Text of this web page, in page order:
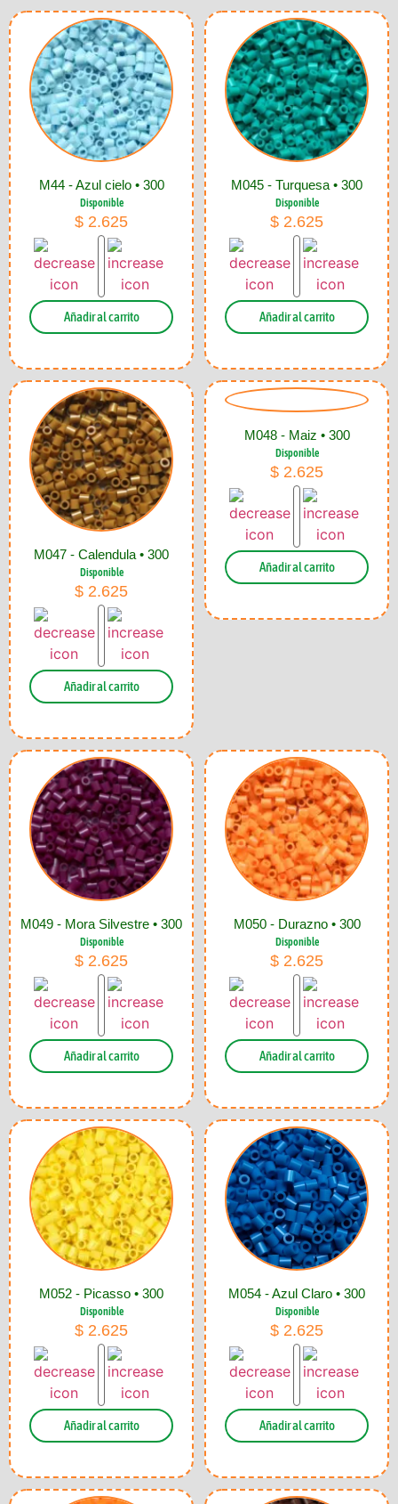
M44 - Azul cielo • 300
Disponible
$ 2.625
Añadir al carrito
M045 - Turquesa • 300
Disponible
$ 2.625
Añadir al carrito
M047 - Calendula • 300
Disponible
$ 2.625
Añadir al carrito
M048 - Maiz • 300
Disponible
$ 2.625
Añadir al carrito
M049 - Mora Silvestre • 300
Disponible
$ 2.625
Añadir al carrito
M050 - Durazno • 300
Disponible
$ 2.625
Añadir al carrito
M052 - Picasso • 300
Disponible
$ 2.625
Añadir al carrito
M054 - Azul Claro • 300
Disponible
$ 2.625
Añadir al carrito